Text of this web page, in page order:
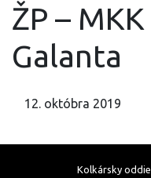
ŽP –
Galanta
12. októbra 2019
Kolkársky